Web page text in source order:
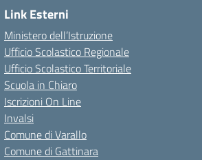
Link Esterni
Ministero dell’Istruzione
Ufficio Scolastico Regionale
Ufficio Scolastico Territoriale
Scuola in Chiaro
Iscrizioni On Line
Invalsi
Comune di Varallo
Comune di Gattinara